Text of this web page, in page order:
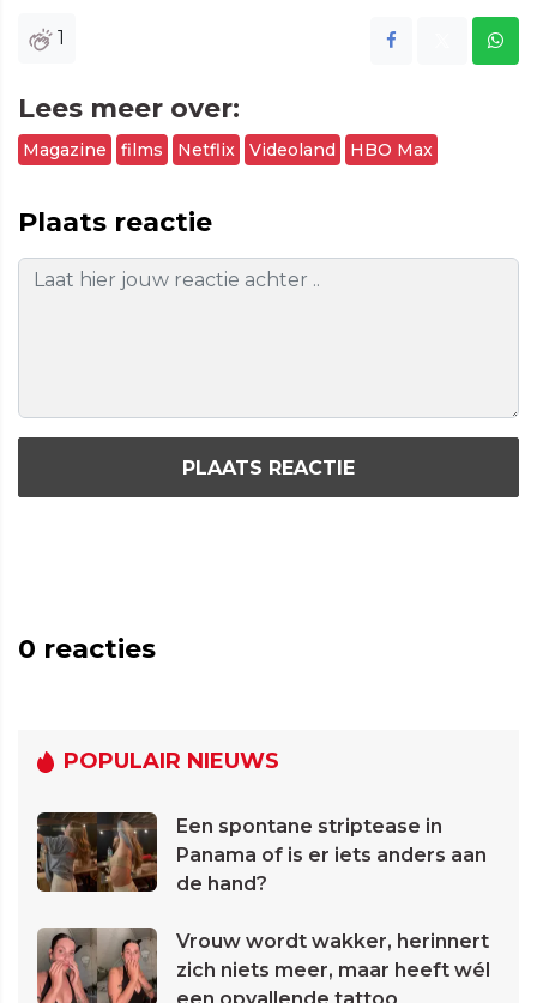
1
Lees meer over:
Magazine films Netflix Videoland HBO Max
Plaats reactie
PLAATS REACTIE
0 reacties
POPULAIR NIEUWS
Een spontane striptease in
Panama of is er iets anders aan
de hand?
Vrouw wordt wakker, herinnert
zich niets meer, maar heeft wél